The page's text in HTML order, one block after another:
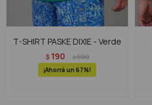
T-SHIRT PASKE DIXIE - Verde
$ 190 $590
67